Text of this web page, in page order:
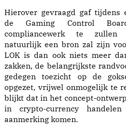
Hierover gevraagd gaf tijdens
de Gaming Control
compliancewerk te zullen
natuurlijk een bron zal zijn
LOK is dan ook niets meer
zakken, de belangrijkste
gedegen toezicht op de
opgezet, vrijwel onmogelijk te
blijkt dat in het concept-
in crypto-currency
aanmerking komen.